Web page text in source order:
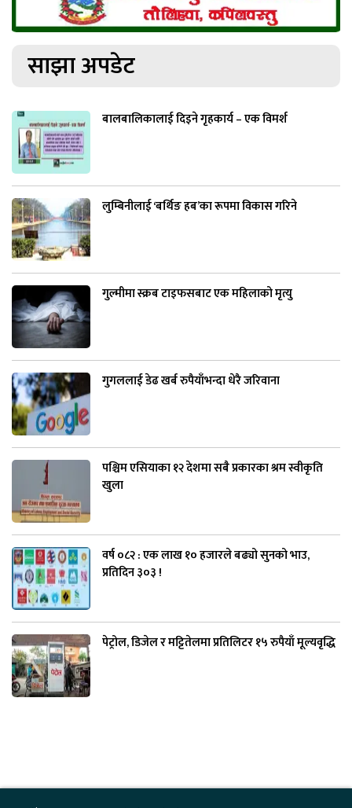
साझा अपडेट
बालबालिकालाई दिइने गृहकार्य – एक विमर्श
लुम्बिनीलाई ‘बर्थिङ हब’का रूपमा विकास गरिने
गुल्मीमा स्क्रब टाइफसबाट एक महिलाको मृत्यु
गुगललाई डेढ खर्ब रुपैयाँभन्दा धेरै जरिवाना
पश्चिम एसियाका १२ देशमा सबै प्रकारका श्रम स्वीकृति
खुला
वर्ष ०८२ : एक लाख १० हजारले बढ्यो सुनको भाउ,
प्रतिदिन ३०३ !
पेट्रोल, डिजेल र मट्टितेलमा प्रतिलिटर १५ रुपैयाँ मूल्यवृद्धि